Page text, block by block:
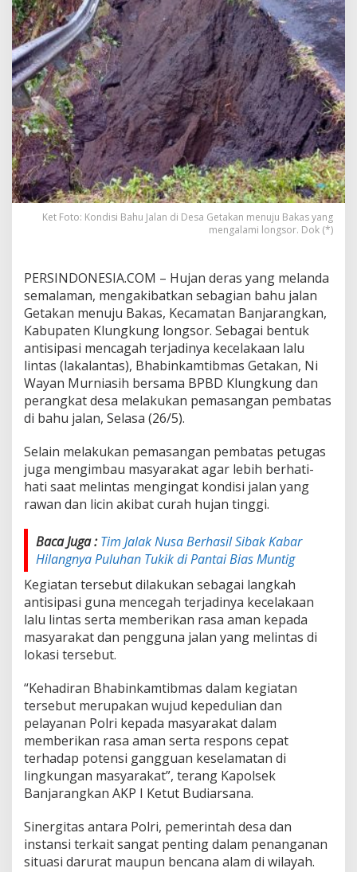
,
J
a
l
a
n
G
e
t
a
k
a
n
M
e
n
B
a
k
a
s
L
o
n
s
o
Ket Foto: Kondisi Bahu Jalan di Desa Getakan menuju Bakas yang
mengalami longsor. Dok (*)
PERSINDONESIA.COM – Hujan deras yang melanda
semalaman, mengakibatkan sebagian bahu jalan
Getakan menuju Bakas, Kecamatan Banjarangkan,
Kabupaten Klungkung longsor. Sebagai bentuk
antisipasi mencagah terjadinya kecelakaan lalu
lintas (lakalantas), Bhabinkamtibmas Getakan, Ni
Wayan Murniasih bersama BPBD Klungkung dan
perangkat desa melakukan pemasangan pembatas
di bahu jalan, Selasa (26/5).
Selain melakukan pemasangan pembatas petugas
juga mengimbau masyarakat agar lebih berhati-
hati saat melintas mengingat kondisi jalan yang
rawan dan licin akibat curah hujan tinggi.
Baca Juga :Tim Jalak Nusa Berhasil Sibak Kabar
Hilangnya Puluhan Tukik di Pantai Bias Muntig
Kegiatan tersebut dilakukan sebagai langkah
antisipasi guna mencegah terjadinya kecelakaan
lalu lintas serta memberikan rasa aman kepada
masyarakat dan pengguna jalan yang melintas di
lokasi tersebut.
“Kehadiran Bhabinkamtibmas dalam kegiatan
tersebut merupakan wujud kepedulian dan
pelayanan Polri kepada masyarakat dalam
memberikan rasa aman serta respons cepat
terhadap potensi gangguan keselamatan di
lingkungan masyarakat”, terang Kapolsek
Banjarangkan AKP I Ketut Budiarsana.
Sinergitas antara Polri, pemerintah desa dan
instansi terkait sangat penting dalam penanganan
situasi darurat maupun bencana alam di wilayah.